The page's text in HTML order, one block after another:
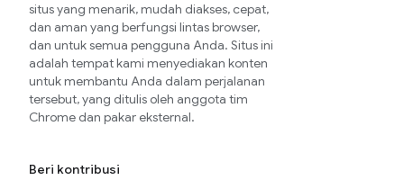
situs yang menarik, mudah diakses, cepat,
dan aman yang berfungsi lintas browser,
dan untuk semua pengguna Anda. Situs ini
adalah tempat kami menyediakan konten
untuk membantu Anda dalam perjalanan
tersebut, yang ditulis oleh anggota tim
Chrome dan pakar eksternal.
Beri kontribusi